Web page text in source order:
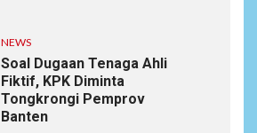
NEWS
Soal Dugaan Tenaga Ahli
Fiktif, KPK Diminta
Tongkrongi Pemprov
Banten